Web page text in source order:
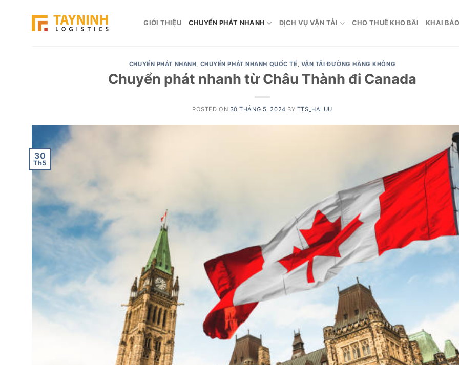
GIỚI THIỆU CHUYỂN PHÁT NHANH DỊCH VỤ VẬN TẢI CHO THUÊ KHO BÃI KHAI
CHUYỂN PHÁT NHANH, CHUYỂN PHÁT NHANH QUỐC TẾ, VẬN TẢI ĐƯỜNG HÀNG KHÔNG
Chuyển phát nhanh từ Châu Thành đi Canada
POSTED ON 30 THÁNG 5, 2024 BY TTS_HALUU
30
Th5